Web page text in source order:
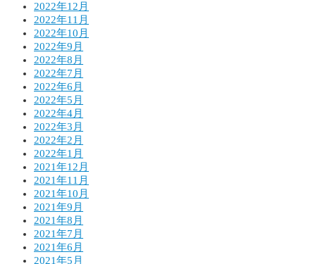
2022年12月
2022年11月
2022年10月
2022年9月
2022年8月
2022年7月
2022年6月
2022年5月
2022年4月
2022年3月
2022年2月
2022年1月
2021年12月
2021年11月
2021年10月
2021年9月
2021年8月
2021年7月
2021年6月
2021年5月